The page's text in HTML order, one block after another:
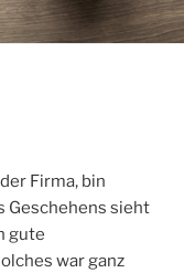
Firma, bin
Geschehens sieht
gute
war ganz